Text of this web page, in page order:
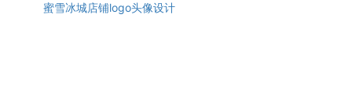
蜜雪冰城店铺logo头像设计